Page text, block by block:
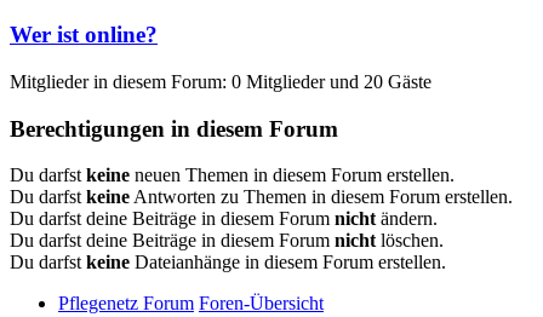
Wer ist online?
Mitglieder in diesem Forum: 0 Mitglieder und 20 Gäste
Berechtigungen in diesem Forum
Du darfst keine neuen Themen in diesem Forum erstellen.
Du darfst keine Antworten zu Themen in diesem Forum erstellen.
Du darfst deine Beiträge in diesem Forum nicht ändern.
Du darfst deine Beiträge in diesem Forum nicht löschen.
Du darfst keine Dateianhänge in diesem Forum erstellen.
Pflegenetz Forum Foren-Übersicht